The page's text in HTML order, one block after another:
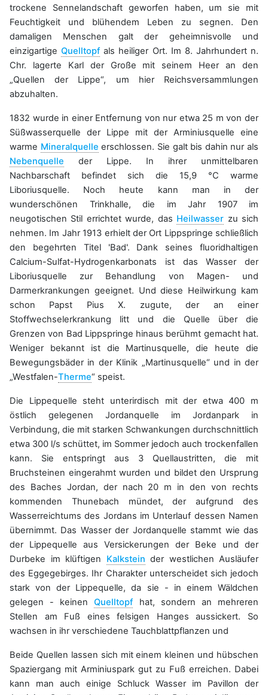
trockene Sennelandschaft geworfen haben, um sie mit
Feuchtigkeit und blühendem Leben zu segnen. Den
damaligen Menschen galt der geheimnisvolle und
einzigartigeQuelltopfals heiliger Ort. Im 8. Jahrhundert n.
Chr. lagerte Karl der Große mit seinem Heer an den
„Quellen der Lippe“, um hier Reichsversammlungen
abzuhalten.
1832 wurde in einer Entfernung von nur etwa 25 m von der
Süßwasserquelle der Lippe mit der Arminiusquelle eine
warme Mineralquelle erschlossen. Sie galt bis dahin nur als
Nebenquelle der Lippe. In ihrer unmittelbaren
Nachbarschaft befindet sich die 15,9 °C warme
Liboriusquelle. Noch heute kann man in der
wunderschönen Trinkhalle, die im Jahr 1907 im
neugotischen Stil errichtet wurde, das Heilwasser zu sich
nehmen. Im Jahr 1913 erhielt der Ort Lippspringe schließlich
den begehrten Titel 'Bad'. Dank seines fluoridhaltigen
Calcium-Sulfat-Hydrogenkarbonats ist das Wasser der
Liboriusquelle zur Behandlung von Magen- und
Darmerkrankungen geeignet. Und diese Heilwirkung kam
schon Papst Pius X. zugute, der an einer
Stoffwechselerkrankung litt und die Quelle über die
Grenzen von Bad Lippspringe hinaus berühmt gemacht hat.
Weniger bekannt ist die Martinusquelle, die heute die
Bewegungsbäder in der Klinik „Martinusquelle“ und in der
„Westfalen-Therme“ speist.
Die Lippequelle steht unterirdisch mit der etwa 400 m
östlich gelegenen Jordanquelle im Jordanpark in
Verbindung, die mit starken Schwankungen durchschnittlich
etwa 300 l/s schüttet, im Sommer jedoch auch trockenfallen
kann. Sie entspringt aus 3 Quellaustritten, die mit
Bruchsteinen eingerahmt wurden und bildet den Ursprung
des Baches Jordan, der nach 20 m in den von rechts
kommenden Thunebach mündet, der aufgrund des
Wasserreichtums des Jordans im Unterlauf dessen Namen
übernimmt. Das Wasser der Jordanquelle stammt wie das
der Lippequelle aus Versickerungen der Beke und der
Durbeke im klüftigen Kalkstein der westlichen Ausläufer
des Eggegebirges. Ihr Charakter unterscheidet sich jedoch
stark von der Lippequelle, da sie - in einem Wäldchen
gelegen - keinenQuelltopfhat, sondern an mehreren
Stellen am Fuß eines felsigen Hanges aussickert. So
wachsen in ihr verschiedene Tauchblattpflanzen und
Beide Quellen lassen sich mit einem kleinen und hübschen
Spaziergang mit Arminiuspark gut zu Fuß erreichen. Dabei
kann man auch einige Schluck Wasser im Pavillon der